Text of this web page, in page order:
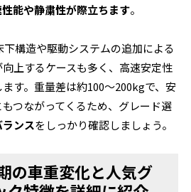
能や静粛性が際立ちます。
下構造や駆動システムの追加による
上するケースも多く、高速安定性
す。重量差は約100～200kgで、安
つながってくるため、グレード選
ンスをしっかり確認しましょう。
の車重変化と人気グ